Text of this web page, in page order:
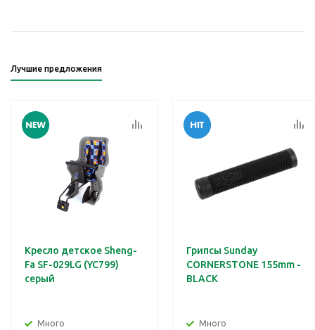
Лучшие предложения
Кресло детское Sheng-
Fa SF-029LG (YC799)
серый
Много
Грипсы Sunday
CORNERSTONE 155mm -
BLACK
Много